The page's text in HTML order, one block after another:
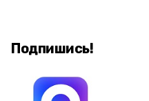
Подпишись!